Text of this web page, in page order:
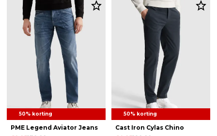
50% korting
PME Legend Aviator Jeans
50% korting
Cast Iron Cylas Chino